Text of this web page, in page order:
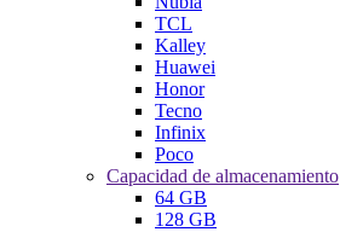
TCL
Kalley
Huawei
Honor
Tecno
Infinix
Poco
Capacidad de almacenamiento
64 GB
128 GB